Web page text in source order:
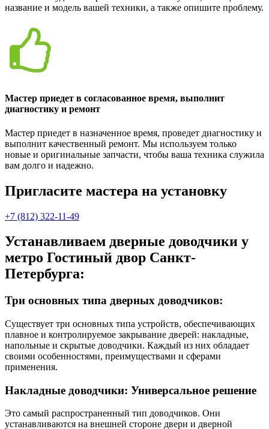
название и модель вашей техники, а также опишите проблему.
Мастер приедет в согласованное время, выполнит
диагностику и ремонт
Мастер приедет в назначенное время, проведет диагностику и
выполнит качественный ремонт. Мы используем только
новые и оригинальные запчасти, чтобы ваша техника служила
вам долго и надежно.
Пригласите мастера на установку
+7 (812) 322-11-49
Устанавливаем дверные доводчики у
метро Гостиный двор Санкт-
Петербурга:
Три основных типа дверных доводчиков:
Существует три основных типа устройств, обеспечивающих
плавное и контролируемое закрывание дверей: накладные,
напольные и скрытые доводчики. Каждый из них обладает
своими особенностями, преимуществами и сферами
применения.
Накладные доводчики: Универсальное решение
Это самый распространенный тип доводчиков. Они
устанавливаются на внешней стороне двери и дверной